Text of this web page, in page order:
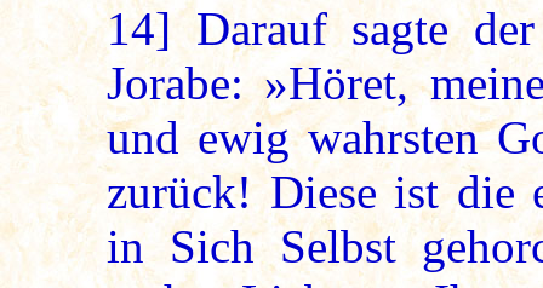
14] Darauf sagte
Jorabe: »Höret,
und ewig wahrsten
zurück! Diese ist die
in Sich Selbst